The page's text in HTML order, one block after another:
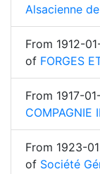
Alsacienne
From 1912-
of FORGES
From 1917-
COMPAGNIE
From 1923-
of Société